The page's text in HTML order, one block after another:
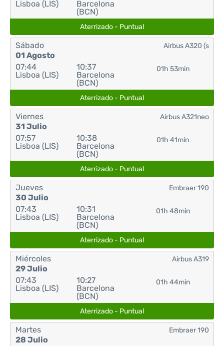
Lisboa (LIS)
Barcelona
(BCN)
Aterrizado - Puntual
Sábado
01 Agosto
07:44
Lisboa (LIS)
10:37
Barcelona
(BCN)
01h 53min
Airbus A320 (s
Aterrizado - Puntual
Viernes
31 Julio
07:57
Lisboa (LIS)
10:38
Barcelona
(BCN)
01h 41min
Airbus A321neo
Aterrizado - Puntual
Jueves
30 Julio
07:43
Lisboa (LIS)
10:31
Barcelona
(BCN)
01h 48min
Embraer 190
Aterrizado - Puntual
Miércoles
29 Julio
07:43
Lisboa (LIS)
10:27
Barcelona
(BCN)
01h 44min
Airbus A319
Aterrizado - Puntual
Martes
28 Julio
Embraer 190